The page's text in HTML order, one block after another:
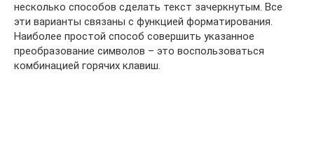
несколько способов сделать текст зачеркнутым. Все
эти варианты связаны с функцией форматирования.
Наиболее простой способ совершить указанное
преобразование символов – это воспользоваться
комбинацией горячих клавиш.